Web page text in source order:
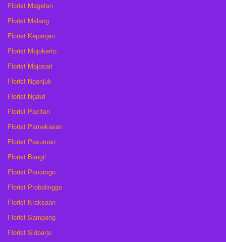
Florist Magetan
Florist Malang
Florist Kepanjen
Florist Mojokerto
Florist Mojosari
Florist Nganjuk
Florist Ngawi
Florist Pacitan
Florist Pamekasan
Florist Pasuruan
Florist Bangil
Florist Ponorogo
Florist Probolinggo
Florist Kraksaan
Florist Sampang
Florist Sidoarjo